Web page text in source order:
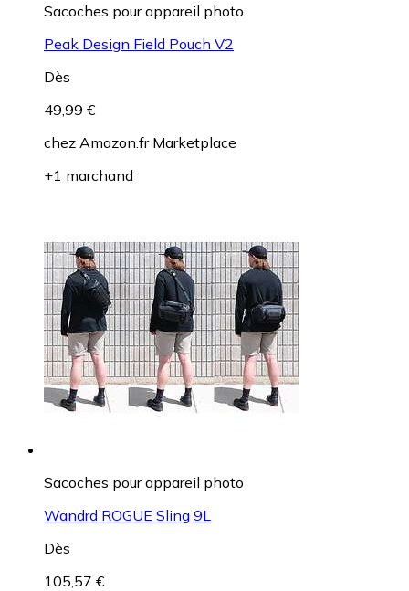
Sacoches pour appareil photo
Peak Design Field Pouch V2
Dès
49,99 €
chez Amazon.fr Marketplace
+1 marchand
Sacoches pour appareil photo
Wandrd ROGUE Sling 9L
Dès
105,57 €